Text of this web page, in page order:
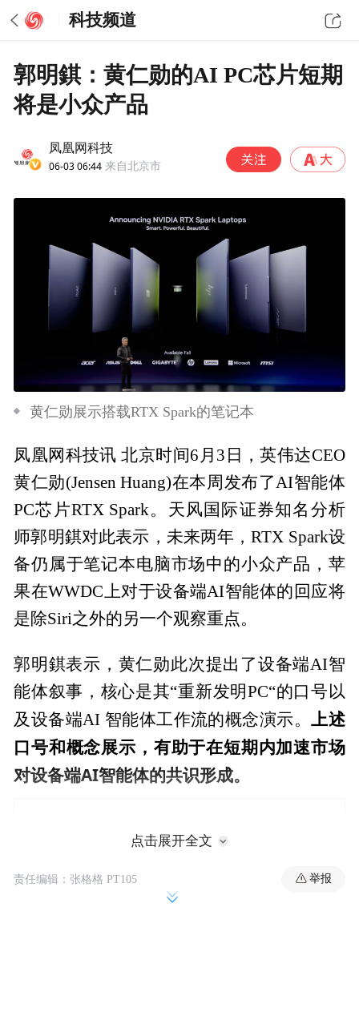
科技频道
郭明錤：黄仁勋的AI PC芯片短期
将是小众产品
凤凰网科技
06-03 06:44 来自北京市
黄仁勋展示搭载RTX Spark的笔记本
凤凰网科技讯 北京时间6月3日，英伟达CEO
黄仁勋(Jensen Huang)在本周发布了AI智能体
PC芯片RTX Spark。天风国际证券知名分析
师郭明錤对此表示，未来两年，RTX Spark设
备仍属于笔记本电脑市场中的小众产品，苹
果在WWDC上对于设备端AI智能体的回应将
是除Siri之外的另一个观察重点。
郭明錤表示，黄仁勋此次提出了设备端AI智
能体叙事，核心是其“重新发明PC“的口号以
及设备端AI 智能体工作流的概念演示。上述
口号和概念展示，有助于在短期内加速市场
对设备端AI智能体的共识形成。
点击展开全文
责任编辑：张格格 PT105 举报